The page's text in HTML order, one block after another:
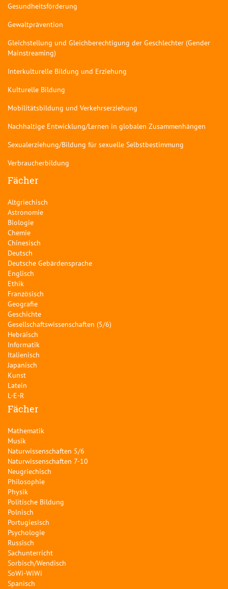
Gesundheitsförderung
Gewaltprävention
Gleichstellung und Gleichberechtigung der Geschlechter (Gender
Mainstreaming)
Interkulturelle Bildung und Erziehung
Kulturelle Bildung
Mobilitätsbildung und Verkehrserziehung
Nachhaltige Entwicklung/Lernen in globalen Zusammenhängen
Sexualerziehung/Bildung für sexuelle Selbstbestimmung
Verbraucherbildung
Fächer
Altgriechisch
Astronomie
Biologie
Chemie
Chinesisch
Deutsch
Deutsche Gebärdensprache
Englisch
Ethik
Französisch
Geografie
Geschichte
Gesellschaftswissenschaften (5/6)
Hebräisch
Informatik
Italienisch
Japanisch
Kunst
Latein
L-E-R
Fächer
Mathematik
Musik
Naturwissenschaften 5/6
Naturwissenschaften 7-10
Neugriechisch
Philosophie
Physik
Politische Bildung
Polnisch
Portugiesisch
Psychologie
Russisch
Sachunterricht
Sorbisch/Wendisch
SoWi-WiWi
Spanisch